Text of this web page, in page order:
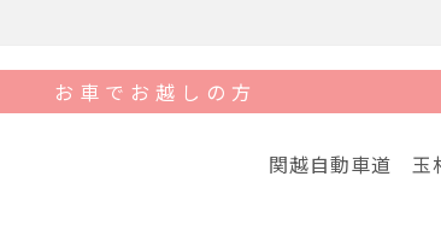
お車でお越しの方
関越自動車道 玉